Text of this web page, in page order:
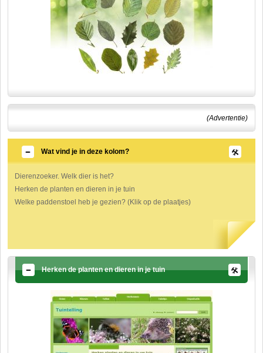
(Advertentie)
Wat vind je in deze kolom?
Dierenzoeker. Welk dier is het?
Herken de planten en dieren in je tuin
Welke paddenstoel heb je gezien? (Klik op de plaatjes)
Herken de planten en dieren in je tuin